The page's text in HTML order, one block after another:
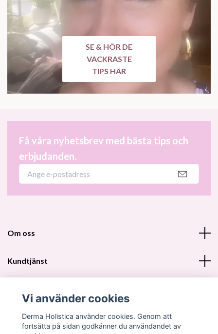
SE & HÖR DE
VACKRASTE
TIPS HÄR
Få våra nyhetsbrev med bästa tips och
erbjudanden.
Om oss
Kundtjänst
Sociala medier
Vi använder cookies
Derma Holistica använder cookies. Genom att
fortsätta på sidan godkänner du användandet av